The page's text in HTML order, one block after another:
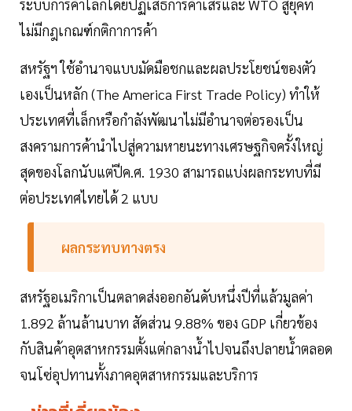
ระบบการค้าโลกโดยปฏิเสธการค้าเสรีและ WTO สู่ยุคที่
ไม่มีกฎเกณฑ์กติกาการค้า
สหรัฐฯ ใช้อำนาจแบบมัดมือชกและผลประโยชน์ของตัว
เองเป็นหลัก (The America First Trade Policy) ทำให้
ประเทศที่เล็กหรือกำลังพัฒนาไม่มีอำนาจต่อรองเป็น
สงครามการค้านำไปสู่ความหายนะทางเศรษฐกิจครั้งใหญ่
สุดของโลกนับแต่ปีค.ศ. 1930 สามารถแบ่งผลกระทบที่มี
ต่อประเทศไทยได้ 2 แบบ
ผลกระทบทางตรง
สหรัฐอเมริกาเป็นตลาดส่งออกอันดับหนึ่งปีที่แล้วมูลค่า
1.892 ล้านล้านบาท สัดส่วน 9.88% ของ GDP เกี่ยวข้อง
กับสินค้าอุตสาหกรรมตั้งแต่กลางน้ำไปจนถึงปลายน้ำตลอด
จนโซ่อุปทานทั้งภาคอุตสาหกรรมและบริการ